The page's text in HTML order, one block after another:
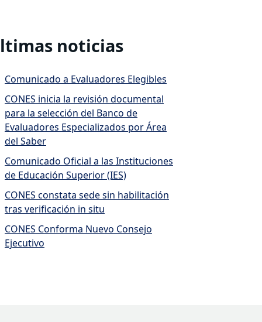
noticias
Comunicado a Evaluadores Elegibles
CONES inicia la revisión documental
para la selección del Banco de
Evaluadores Especializados por Área
del Saber
Comunicado Oficial a las Instituciones
de Educación Superior (IES)
CONES constata sede sin habilitación
tras verificación in situ
CONES Conforma Nuevo Consejo
Ejecutivo